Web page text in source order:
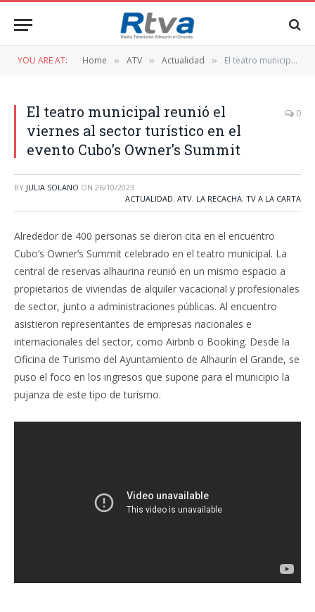
YOU ARE AT: Home » ATV » Actualidad » El teatro municipal reunió el viernes al sector turístico en el evento Cubo’s Owner’s Summit
El teatro municipal reunió el
viernes al sector turístico en el
evento Cubo’s Owner’s Summit
0
BY JULIA SOLANO ON 26/10/2023
ACTUALIDAD, ATV, LA RECACHA, TV A LA CARTA
Alrededor de 400 personas se dieron cita en el encuentro
Cubo’s Owner’s Summit celebrado en el teatro municipal. La
central de reservas alhaurina reunió en un mismo espacio a
propietarios de viviendas de alquiler vacacional y profesionales
de sector, junto a administraciones públicas. Al encuentro
asistieron representantes de empresas nacionales e
internacionales del sector, como Airbnb o Booking. Desde la
Oficina de Turismo del Ayuntamiento de Alhaurín el Grande, se
puso el foco en los ingresos que supone para el municipio la
pujanza de este tipo de turismo.